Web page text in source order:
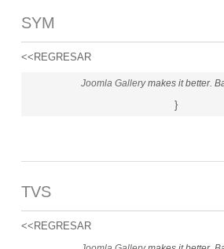
SYM
<<REGRESAR
Joomla Gallerymakes it better.
}
TVS
<<REGRESAR